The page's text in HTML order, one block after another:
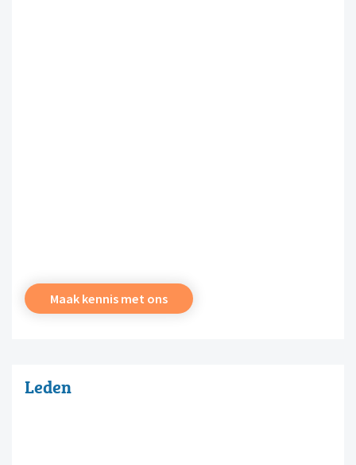
Maak kennis met ons
Leden